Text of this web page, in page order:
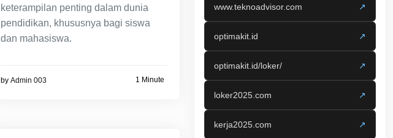
keterampilan penting dalam dunia
pendidikan, khususnya bagi siswa
dan mahasiswa.
by Admin 003 1 Minute
www.teknoadvisor.com ↗
optimakit.id ↗
optimakit.id/loker/ ↗
loker2025.com ↗
kerja2025.com ↗